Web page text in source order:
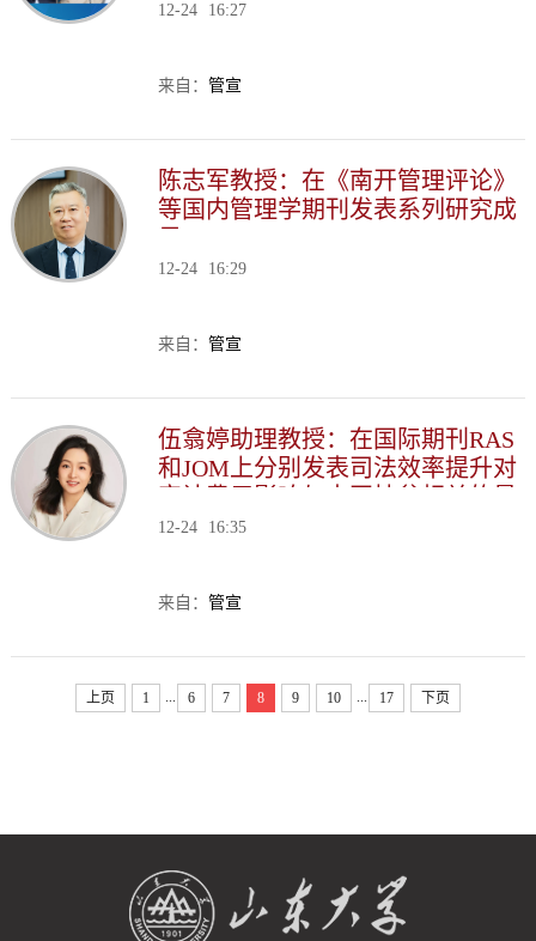
12-24 16:27
来自： 管宣
陈志军教授：在《南开管理评论》
等国内管理学期刊发表系列研究成
12-24 16:29
来自： 管宣
伍翕婷助理教授：在国际期刊RAS
和JOM上分别发表司法效率提升对
新研究成果
12-24 16:35
来自： 管宣
上页 1 6 7 8 9 10 17 下页